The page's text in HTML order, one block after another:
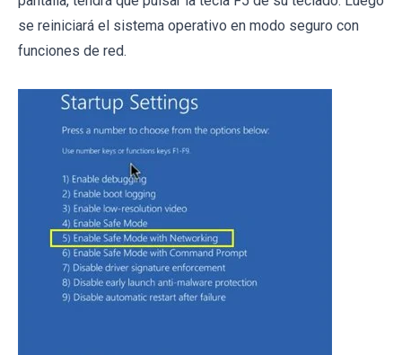
se reiniciará el sistema operativo en modo seguro con
funciones de red.